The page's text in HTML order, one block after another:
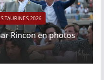
2026
en photos